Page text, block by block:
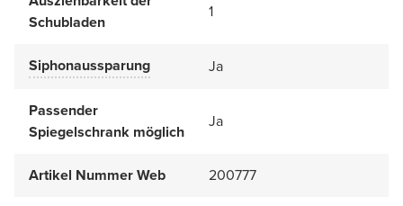
Schubladen
1
Siphonaussparung Ja
Passender
Spiegelschrank möglich
Ja
Artikel Nummer Web 200777